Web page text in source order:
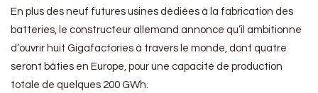
En plus des neuf futures usines dédiées à la fabrication des
batteries, le constructeur allemand annonce qu’il ambitionne
d’ouvrir huit Gigafactories à travers le monde, dont quatre
seront bâties en Europe, pour une capacité de production
totale de quelques 200 GWh.